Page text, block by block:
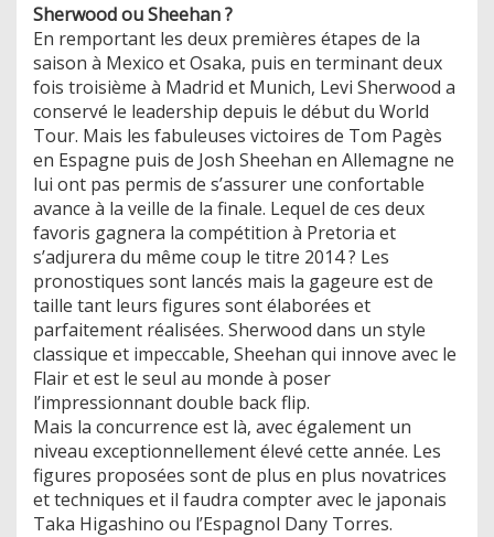
Sherwood ou Sheehan ?
En remportant les deux premières étapes de la
saison à Mexico et Osaka, puis en terminant deux
fois troisième à Madrid et Munich, Levi Sherwood a
conservé le leadership depuis le début du World
Tour. Mais les fabuleuses victoires de Tom Pagès
en Espagne puis de Josh Sheehan en Allemagne ne
lui ont pas permis de s’assurer une confortable
avance à la veille de la finale. Lequel de ces deux
favoris gagnera la compétition à Pretoria et
s’adjurera du même coup le titre 2014 ? Les
pronostiques sont lancés mais la gageure est de
taille tant leurs figures sont élaborées et
parfaitement réalisées. Sherwood dans un style
classique et impeccable, Sheehan qui innove avec le
Flair et est le seul au monde à poser
l’impressionnant double back flip.
Mais la concurrence est là, avec également un
niveau exceptionnellement élevé cette année. Les
figures proposées sont de plus en plus novatrices
et techniques et il faudra compter avec le japonais
Taka Higashino ou l’Espagnol Dany Torres.